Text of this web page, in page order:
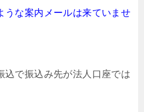
な案内メールは来ていませ
込で振込み先が法人口座では